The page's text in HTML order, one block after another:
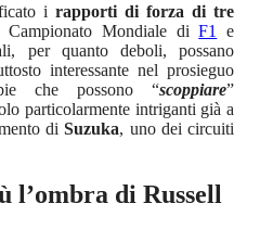
i rapporti di forza di tre
Campionato Mondiale diF1
e
per quanto deboli, possano
interessante nel prosieguo
che possono “scoppiare”
particolarmente intriganti già a
diSuzuka, uno dei circuiti
l’ombra di Russell